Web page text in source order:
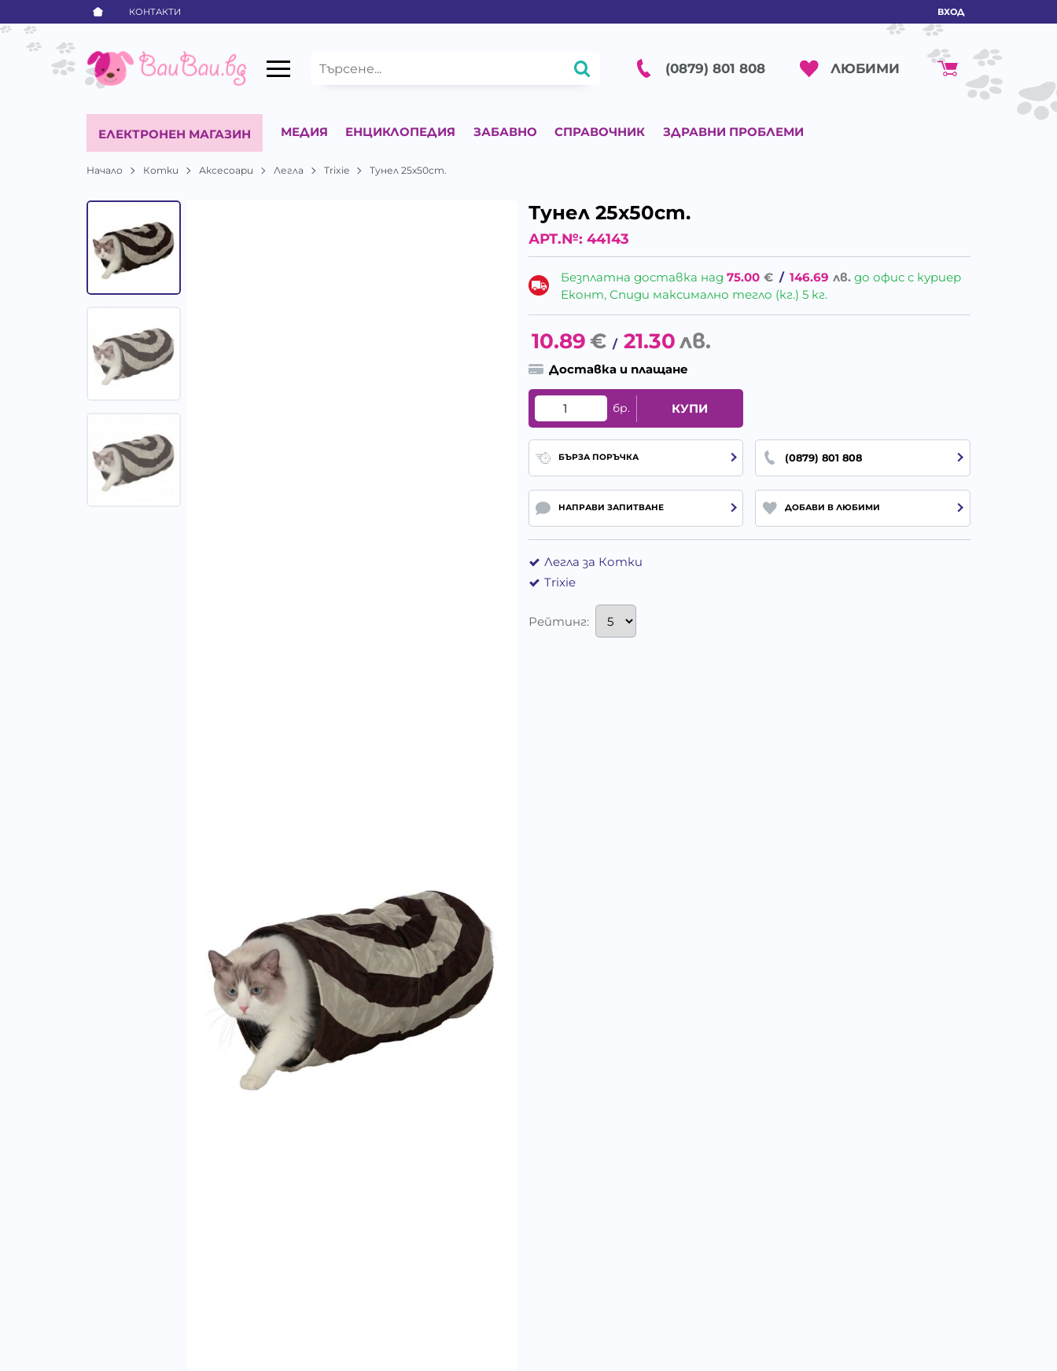
КОНТАКТИ ВХОД
(0879) 801 808 ЛЮБИМИ
ЕЛЕКТРОНЕН МАГАЗИН МЕДИЯ ЕНЦИКЛОПЕДИЯ ЗАБАВНО СПРАВОЧНИК ЗДРАВНИ ПРОБЛЕМИ
Начало Котки Аксесоари Легла Trixie Тунел 25х50cm.
Тунел 25х50cm.
АРТ.№: 44143
Безплатна доставка над75.00 € / 146.69 лв. до офис с куриер
Еконт, Спиди максимално тегло (кг.) 5 кг.
10.89€ / 21.30лв.
Доставка и плащане
бр. КУПИ
БЪРЗА ПОРЪЧКА (0879) 801 808
НАПРАВИ ЗАПИТВАНЕ ДОБАВИ В ЛЮБИМИ
Легла за Котки
Trixie
Рейтинг: